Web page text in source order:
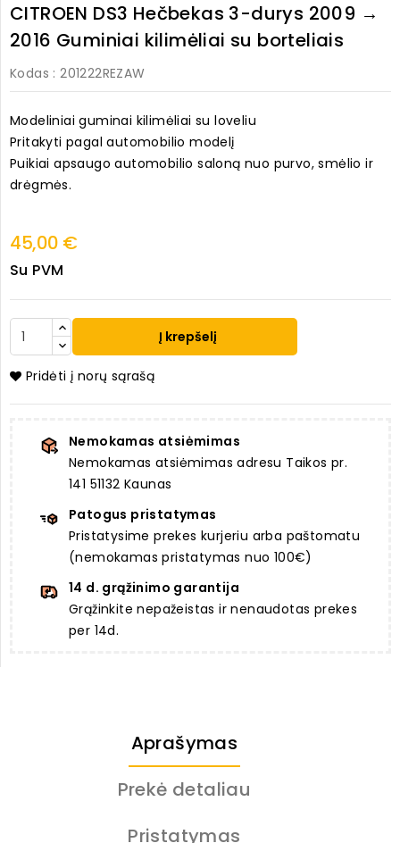
CITROEN DS3 Hečbekas 3-durys 2009 →
2016 Guminiai kilimėliai su borteliais
Kodas : 201222REZAW
Modeliniai guminai kilimėliai su loveliu
Pritakyti pagal automobilio modelį
Puikiai apsaugo automobilio saloną nuo purvo, smėlio ir
drėgmės.
45,00 €
Su PVM
Į krepšelį
Pridėti į norų sąrašą
Nemokamas atsiėmimas
Nemokamas atsiėmimas adresu Taikos pr.
141 51132 Kaunas
Patogus pristatymas
Pristatysime prekes kurjeriu arba paštomatu
(nemokamas pristatymas nuo 100€)
14 d. grąžinimo garantija
Grąžinkite nepažeistas ir nenaudotas prekes
per 14d.
Aprašymas
Prekė detaliau
Pristatymas